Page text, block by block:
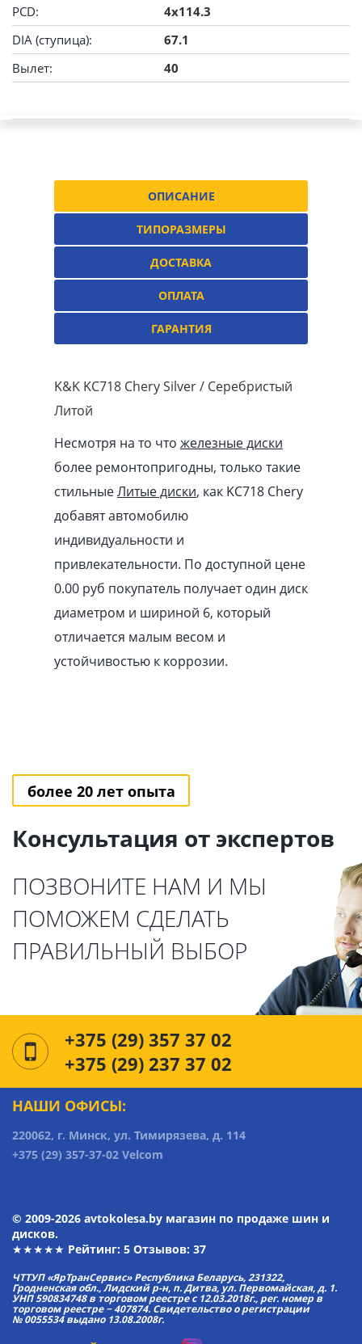
PCD:
4x114.3
DIA (ступица):
67.1
Вылет:
40
ОПИСАНИЕ
ТИПОРАЗМЕРЫ
ДОСТАВКА
ОПЛАТА
ГАРАНТИЯ
K&K KC718 Chery Silver / Серебристый
Литой
Несмотря на то что железные диски
более ремонтопригодны, только такие
стильныеЛитые диски, как KC718 Chery
добавят автомобилю
индивидуальности и
привлекательности. По доступной цене
0.00 pуб покупатель получает один диск
диаметром и шириной 6, который
отличается малым весом и
устойчивостью к коррозии.
более 20 лет опыта
Консультация от экспертов
ПОЗВОНИТЕ НАМ И МЫ
ПОМОЖЕМ СДЕЛАТЬ
ПРАВИЛЬНЫЙ ВЫБОР
+375 (29) 357 37 02
+375 (29) 237 37 02
НАШИ ОФИСЫ:
220062, г. Минск, ул. Тимирязева, д. 114
+375 (29) 357-37-02 Velcom
© 2009-2026 avtokolesa.by магазин по продаже шин и
дисков.
★★★★★ Рейтинг: 5 Отзывов: 37
ЧТТУП «ЯрТранСервис» Республика Беларусь, 231322,
Гродненская обл., Лидский р-н, п. Дитва, ул. Первомайская, д. 1.
УНП 590834748 в торговом реестре с 12.03.2018г., рег. номер в
торговом реестре − 407874. Свидетельство о регистрации
№ 0055534 выдано 13.08.2008г.